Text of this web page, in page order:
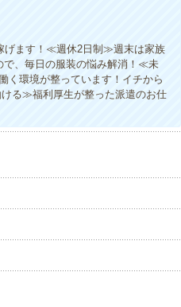
げます！≪週休2日制≫週末は家族
、毎日の服装の悩み解消！≪未
く環境が整っています！イチから
る≫福利厚生が整った派遣のお仕